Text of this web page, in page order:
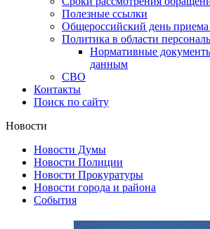
Полезные ссылки
Общероссийский день приема
Политика в области
Нормативные
данным
СВО
Контакты
Поиск по сайту
Новости
Новости Думы
Новости Полиции
Новости Прокуратуры
Новости города и района
События